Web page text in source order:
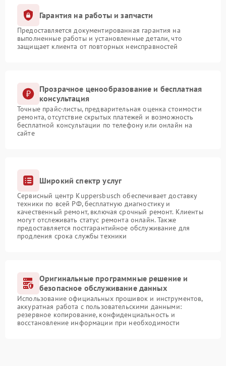
Гарантия на работы и запчасти
Предоставляется документированная гарантия на
выполненные работы и установленные детали, что
защищает клиента от повторных неисправностей
Прозрачное ценообразование и бесплатная
консультация
Точные прайс-листы, предварительная оценка стоимости
ремонта, отсутствие скрытых платежей и возможность
бесплатной консультации по телефону или онлайн на
сайте
Широкий спектр услуг
Сервисный центр Kuppersbusch обеспечивает доставку
техники по всей РФ, бесплатную диагностику и
качественный ремонт, включая срочный ремонт. Клиенты
могут отслеживать статус ремонта онлайн. Также
предоставляется постгарантийное обслуживание для
продления срока службы техники
Оригинальные программные решение и
безопасное обслуживание данных
Использование официальных прошивок и инструментов,
аккуратная работа с пользовательскими данными:
резервное копирование, конфиденциальность и
восстановление информации при необходимости